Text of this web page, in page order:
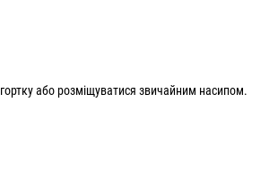
або розміщуватися звичайним насипом.